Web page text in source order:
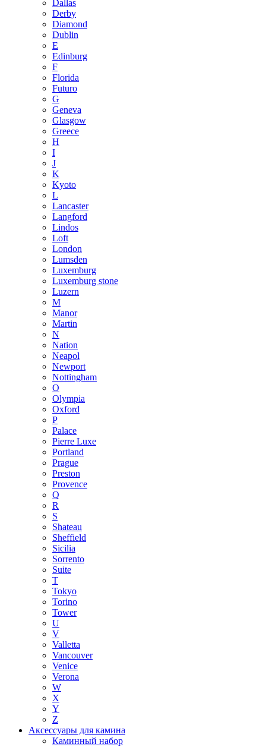
Dallas
Derby
Diamond
Dublin
E
Edinburg
F
Florida
Futuro
G
Geneva
Glasgow
Greece
H
I
J
K
Kyoto
L
Lancaster
Langford
Lindos
Loft
London
Lumsden
Luxemburg
Luxemburg stone
Luzern
M
Manor
Martin
N
Nation
Neapol
Newport
Nottingham
O
Olympia
Oxford
P
Palace
Pierre Luxe
Portland
Prague
Preston
Provence
Q
R
S
Shateau
Sheffield
Sicilia
Sorrento
Suite
T
Tokyo
Torino
Tower
U
V
Valletta
Vancouver
Venice
Verona
W
X
Y
Z
Аксессуары для камина
Каминный набор